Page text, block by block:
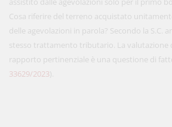
Cosa riferire del terreno acquistato
delle agevolazioni in parola? Secondo la S.C.
stesso trattamento tributario. La valutazione
rapporto pertinenziale è una questione di
33629/2023).